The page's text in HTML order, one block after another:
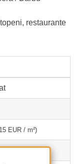
restaurante
EUR / m²)
EUR / m²)